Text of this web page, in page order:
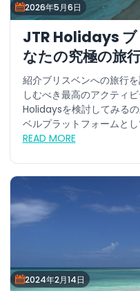
2026年5月6日
JTR Holidays ブ
なたの究極の旅
紹介ブリスベンへの旅行
しむべき最高のアクティ
Holidaysを検討してみる
ベルプラットフォームと
READ MORE
2024年2月14日